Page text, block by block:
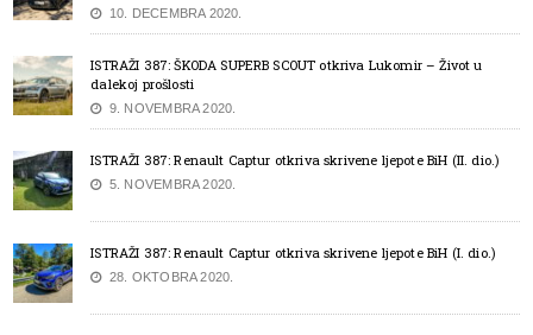
10. DECEMBRA 2020.
ISTRAŽI 387: ŠKODA SUPERB SCOUT otkriva Lukomir – Život u
dalekoj prošlosti
9. NOVEMBRA 2020.
ISTRAŽI 387: Renault Captur otkriva skrivene ljepote BiH (II. dio.)
5. NOVEMBRA 2020.
ISTRAŽI 387: Renault Captur otkriva skrivene ljepote BiH (I. dio.)
28. OKTOBRA 2020.